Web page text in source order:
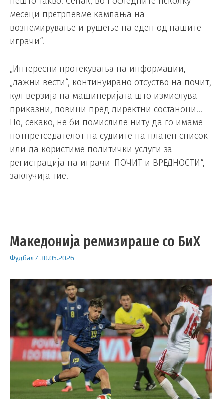
месеци претрпевме кампања на
вознемирување и рушење на еден од нашите
играчи“.
„Интересни протекувања на информации,
„лажни вести“, континуирано отсуство на почит,
кул верзија на машинеријата што измислува
приказни, повици пред директни состаноци…
Но, секако, не би помислиле ниту да го имаме
потпретседателот на судиите на платен список
или да користиме политички услуги за
регистрација на играчи. ПОЧИТ и ВРЕДНОСТИ“,
заклучија тие.
Македонија ремизираше со БиХ
Фудбал / 30.05.2026